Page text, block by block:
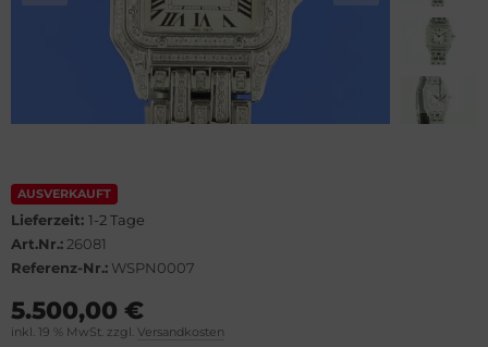
AUSVERKAUFT
Lieferzeit: 1-2 Tage
Art.Nr.: 26081
Referenz-Nr.: WSPN0007
5.500,00 €
inkl. 19 % MwSt. zzgl. Versandkosten
Lacroix